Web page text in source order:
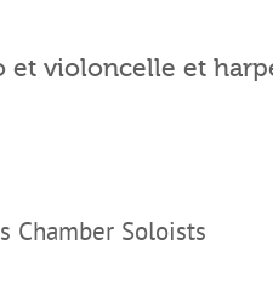
et violoncelle et
Chamber Soloists